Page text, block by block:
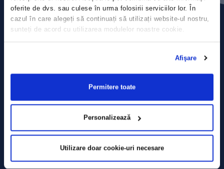
oferite de dvs. sau culese în urma folosirii serviciilor lor. În
cazul în care alegeți să continuați să utilizați website-ul nostru,
sunteți de acord cu utilizarea modulelor noastre cookie.
Afişare
Permitere toate
Personalizează
Utilizare doar cookie-uri necesare